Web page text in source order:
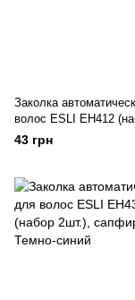
Заколка
волос ESLI EH412
43 грн